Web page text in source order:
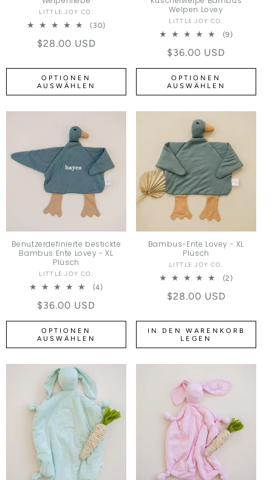
Anbieter:
LITTLE JOY CO.
(30) 30 Bewertungen insgesamt
Normaler Preis
$28.00 USD
OPTIONEN
AUSWÄHLEN
Welpen Lovey
Anbieter:
LITTLE JOY CO.
(9)9
Normaler Preis
$36.00 USD
OPTIONEN
AUSWÄHLEN
Benutzerdefinierte bestickte
Bambus Ente Lovey - XL
Plüsch
Anbieter:
LITTLE JOY CO.
(4)4 Bewertungen insgesamt
Normaler Preis
$36.00 USD
OPTIONEN
AUSWÄHLEN
Bambus-Ente Lovey - XL
Plüsch
Anbieter:
LITTLE JOY CO.
(2)2
Normaler Preis
$28.00 USD
IN DEN WARENKORB
LEGEN